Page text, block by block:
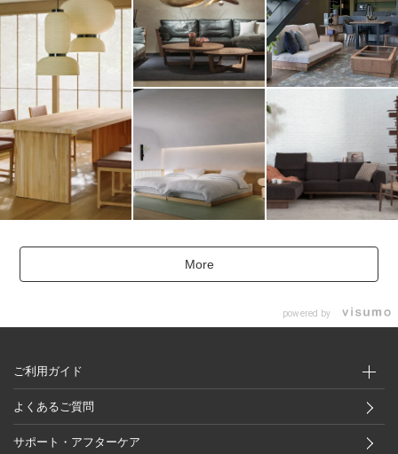
More
powered by
ご利用ガイド
よくあるご質問
サポート・アフターケア